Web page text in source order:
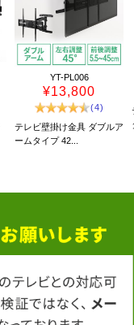
YT-PL006
¥13,800
(4)
テレビ壁掛け金具 ダブルア
ームタイプ 42...